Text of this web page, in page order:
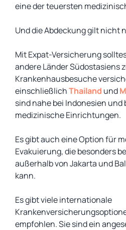
eine der teuersten
Und die Abdeckung gilt nicht
Mit Expat-Versicherung
andere Länder Südostasiens
Krankenhausbesuche
einschließlichThailand und
sind nahe bei Indonesien und
medizinische Einrichtungen.
Es gibt auch eine Option für
Evakuierung, die besonders
außerhalb von Jakarta und
kann.
Es gibt viele internationale
empfohlen. Sie sind ein